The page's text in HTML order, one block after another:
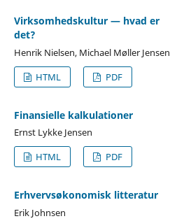
Virksomhedskultur — hvad er
det?
Henrik Nielsen, Michael Møller Jensen
HTML
PDF
Finansielle kalkulationer
Ernst Lykke Jensen
HTML
PDF
Erhvervsøkonomisk litteratur
Erik Johnsen